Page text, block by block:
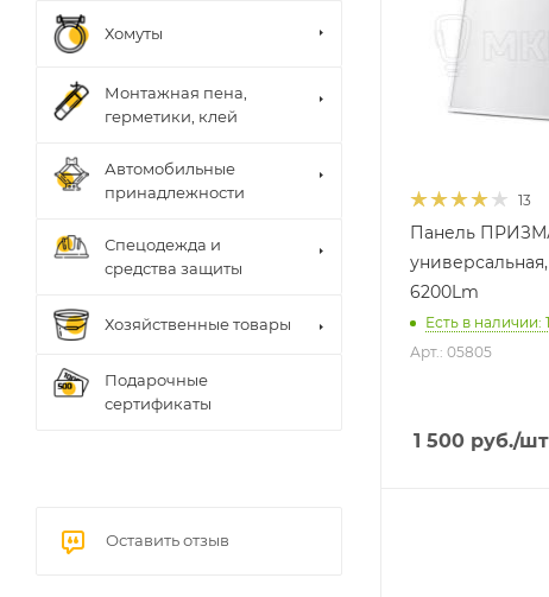
13
Панель
6200Lm
Есть в наличии: 1
Арт.: 05805
1 500 руб./шт
Хомуты
Монтажная пена,
герметики, клей
Автомобильные
принадлежности
Спецодежда и
средства защиты
Хозяйственные товары
Подарочные
сертификаты
Оставить отзыв